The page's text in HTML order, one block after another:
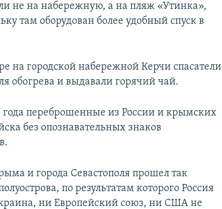
не на набережную, а на пляж «Утинка»,
там оборудован более удобный спуск в
на городской набережной Керчи спасатели
обогрева и выдавали горячий чай.
года переброшенные из России и крымских
без опознавательных знаков
и города Севастополя прошел так
по результатам которого Россия
ни Европейский союз, ни США не